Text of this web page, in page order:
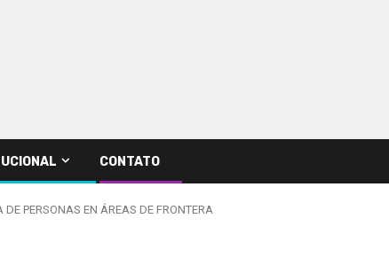
CONTATO
PERSONAS EN ÁREAS DE FRONTERA